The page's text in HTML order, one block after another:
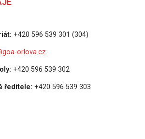
+420 596 539 301 (304)
orlova.cz
+420 596 539 302
ředitele: +420 596 539 303